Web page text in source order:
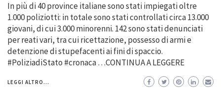
In più di 40 province italiane sono stati impiegati oltre
1.000 poliziotti: in totale sono stati controllati circa 13.000
giovani, di cui 3.000 minorenni. 142 sono stati denunciati
per reati vari, tra cui ricettazione, possesso di armi e
detenzione di stupefacenti ai fini di spaccio.
#PoliziadiStato #cronaca …CONTINUA A LEGGERE
LEGGI ALTRO...